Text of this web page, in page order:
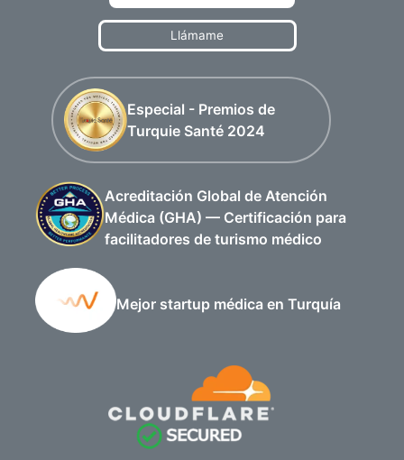
estancia médica en Turquía?
Generalmente, en agosto y en los períodos de fiestas
religiosas como las de sacrificio y el final del mes de
Ramadán, el personal médico se reduce debido a las
vacaciones anuales, por lo que la confirmación de las
citas con buenos médicos en estas fechas resultará
difícil.
Por lo demás, en relación con el clima, en Estambul o
incluso en toda Turquía el clima es templado con
temperaturas normales en la estación.
¿Cómo puedo pagar menos por mi billete de
avión a Turquía?
Si está planificando sus cuidados médicos o estéticos
Llámame
Especial - Premios de
Turquie Santé 2024
Acreditación Global de Atención
Médica (GHA) — Certificación para
facilitadores de turismo médico
Mejor startup médica en Turquía